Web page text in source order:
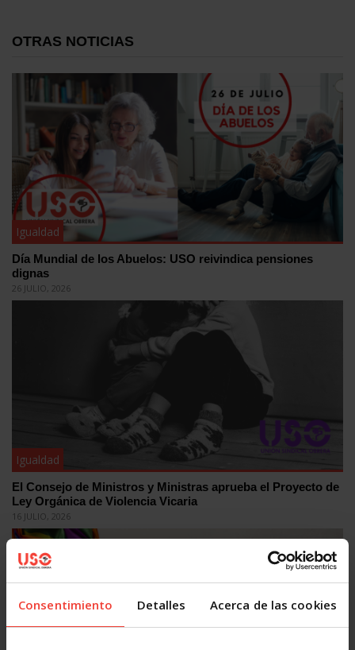
Consentimiento Detalles Acerca de las cookies
OTRAS NOTICIAS
Igualdad
Día Mundial de los Abuelos: USO reivindica pensiones
dignas
26 JULIO, 2026
Igualdad
El Consejo de Ministros y Ministras aprueba el Proyecto de
Ley Orgánica de Violencia Vicaria
16 JULIO, 2026